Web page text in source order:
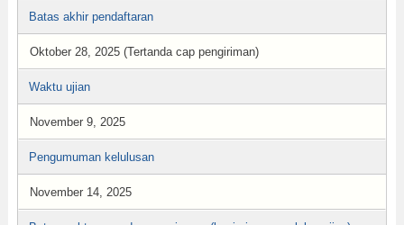
Batas akhir pendaftaran
Oktober 28, 2025 (Tertanda cap pengiriman)
Waktu ujian
November 9, 2025
Pengumuman kelulusan
November 14, 2025